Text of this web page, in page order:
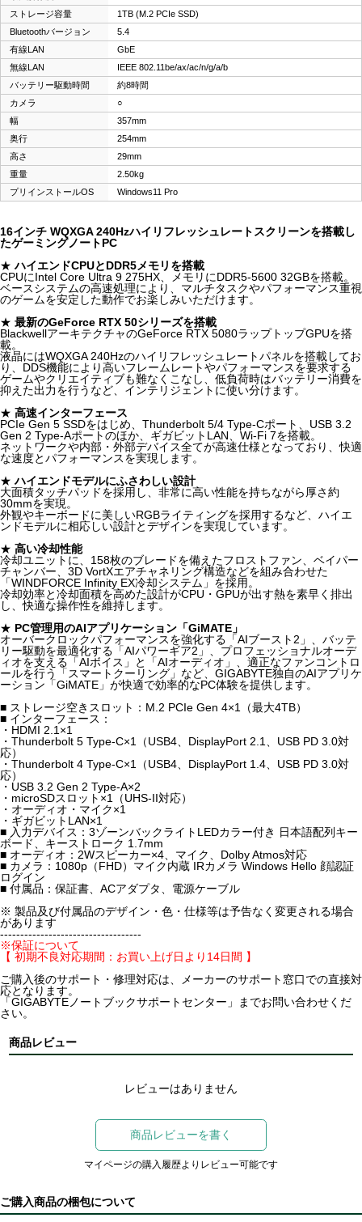
ストレージ容量
1TB (M.2 PCIe SSD)
Bluetoothバージョン
5.4
有線LAN
GbE
無線LAN
IEEE 802.11be/ax/ac/n/g/a/b
バッテリー駆動時間
約8時間
カメラ
○
幅
357mm
奥行
254mm
高さ
29mm
重量
2.50kg
プリインストールOS
Windows11 Pro
16インチ WQXGA 240Hzハイリフレッシュレートスクリーンを搭載し
たゲーミングノートPC
★ハイエンドCPUとDDR5メモリを搭載
CPUにIntel Core Ultra 9 275HX、メモリにDDR5-5600 32GBを搭載。
ベースシステムの高速処理により、マルチタスクやパフォーマンス重視
のゲームを安定した動作でお楽しみいただけます。
★ 最新のGeForce RTX 50シリーズを搭載
BlackwellアーキテクチャのGeForce RTX 5080ラップトップGPUを搭
載。
液晶にはWQXGA 240Hzのハイリフレッシュレートパネルを搭載してお
り、DDS機能により高いフレームレートやパフォーマンスを要求する
ゲームやクリエイティブも難なくこなし、低負荷時はバッテリー消費を
抑えた出力を行うなど、インテリジェントに使い分けます。
★ 高速インターフェース
PCIe Gen 5 SSDをはじめ、Thunderbolt 5/4 Type-Cポート、USB 3.2
Gen 2 Type-Aポートのほか、ギガビットLAN、Wi-Fi 7を搭載。
ネットワークや内部・外部デバイス全てが高速仕様となっており、快適
な速度とパフォーマンスを実現します。
★ハイエンドモデルにふさわしい設計
大面積タッチパッドを採用し、非常に高い性能を持ちながら厚さ約
30mmを実現。
外観やキーボードに美しいRGBライティングを採用するなど、ハイエ
ンドモデルに相応しい設計とデザインを実現しています。
★ 高い冷却性能
冷却ユニットに、158枚のブレードを備えたフロストファン、ベイパー
チャンバー、3D VortXエアチャネリング構造などを組み合わせた
「WINDFORCE Infinity EX冷却システム」を採用。
冷却効率と冷却面積を高めた設計がCPU・GPUが出す熱を素早く排出
し、快適な操作性を維持します。
★ PC管理用のAIアプリケーション「GiMATE」
オーバークロックパフォーマンスを強化する「AIブースト2」、バッテ
リー駆動を最適化する「AIパワーギア2」、プロフェッショナルオーデ
ィオを支える「AIボイス」と「AIオーディオ」、適正なファンコントロ
ールを行う「スマートクーリング」など、GIGABYTE独自のAIアプリケ
ーション「GiMATE」が快適で効率的なPC体験を提供します。
■ ストレージ空きスロット：M.2 PCIe Gen 4×1（最大4TB）
■ インターフェース：
・HDMI 2.1×1
・Thunderbolt 5 Type-C×1（USB4、DisplayPort 2.1、USB PD 3.0対
応）
・Thunderbolt 4 Type-C×1（USB4、DisplayPort 1.4、USB PD 3.0対
応）
・USB 3.2 Gen 2 Type-A×2
・microSDスロット×1（UHS-II対応）
・オーディオ・マイク×1
・ギガビットLAN×1
■ 入力デバイス：3ゾーンバックライトLEDカラー付き 日本語配列キー
ボード、キーストローク 1.7mm
■ オーディオ：2Wスピーカー×4、マイク、Dolby Atmos対応
■ カメラ：1080p（FHD）マイク内蔵 IRカメラ Windows Hello 顔認証
ログイン
■ 付属品：保証書、ACアダプタ、電源ケーブル
※ 製品及び付属品のデザイン・色・仕様等は予告なく変更される場合
があります
-----------------------------------
※保証について
【 初期不良対応期間：お買い上げ日より14日間 】
ご購入後のサポート・修理対応は、メーカーのサポート窓口での直接対
応となります。
「GIGABYTEノートブックサポートセンター」までお問い合わせくだ
さい。
商品レビュー
レビューはありません
商品レビューを書く
マイページの購入履歴よりレビュー可能です
ご購入商品の梱包について